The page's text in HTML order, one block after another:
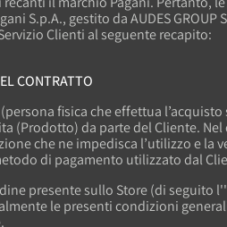
S.p.A., gestito da AUDES GROUP
Clienti al seguente recapito:
CONTRATTO
fisica che effettua
(Prodotto) da parte del Cliente.
che ne impedisca l’utilizzo e la
di pagamento utilizzato dal
presente sullo Store (di seguito
le presenti condizioni